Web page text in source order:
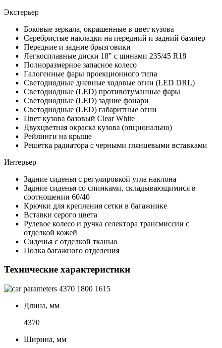
Экстерьер
Боковые зеркала, окрашенные в цвет кузова
Серебристые накладки на передний и задний бампер
Передние и задние брызговики
Легкосплавные диски 18" с шинами 235/45 R18
Полноразмерное запасное колесо
Галогенные фары проекционного типа
Светодиодные дневные ходовые огни (LED DRL)
Светодиодные (LED) противотуманные фары
Светодиодные (LED) задние фонари
Светодиодные (LED) габаритные огни
Цвет кузова базовый Clear White
Двухцветная окраска кузова (опционально)
Рейлинги на крыше
Решетка радиатора с черными глянцевыми вставками
Интерьер
Задние сиденья с регулировкой угла наклона
Задние сиденья со спинками, складывающимися в
соотношении 60/40
Крючки для крепления сетки в багажнике
Вставки серого цвета
Рулевое колесо и ручка селектора трансмиссии с
отделкой кожей
Сиденья с отделкой тканью
Полка багажного отделения
Технические характеристики
4370 1800 1615
Длина, мм
4370
Ширина, мм